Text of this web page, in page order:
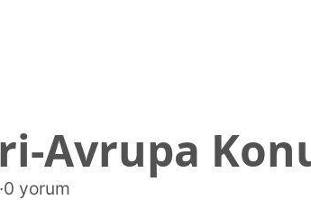
Avrupa
·0 yorum